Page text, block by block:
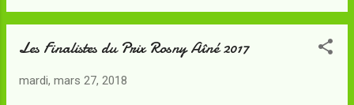
connaissance, ils se rendent compte que
assez pour l'envoyer auprès des sages du
voyage qui nécessitera de lui fournir un
Les Finalistes du Prix Rosny Aîné 2017
mardi, mars 27, 2018